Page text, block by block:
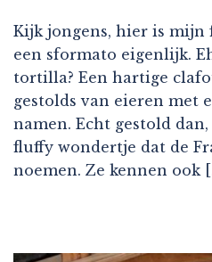
Kijk jongens, hier is mijn
een sformato eigenlijk.
tortilla? Een hartige
gestolds van eieren met
namen. Echt gestold
fluffy wondertje dat de
noemen. Ze kennen ook